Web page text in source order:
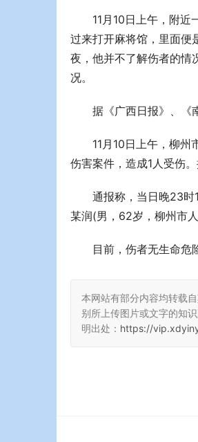
11月10日上午，附
过来打开麻将馆，里面便
夜，他并不了解伤者的情
况。
据《广西日报》、《
11月10日上午，柳
伤害案件，造成1人受伤
通报称，当日晚23时
某润(男，62岁，柳州市人
目前，伤者无生命危
本网站有部分内容均转载
别所上传图片或文字的知
明出处： https://